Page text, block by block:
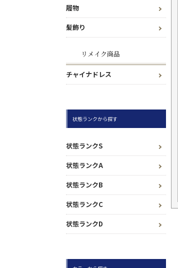
履物
髪飾り
リメイク商品
チャイナドレス
状態ランクから探す
状態ランクS
状態ランクA
状態ランクB
状態ランクC
状態ランクD